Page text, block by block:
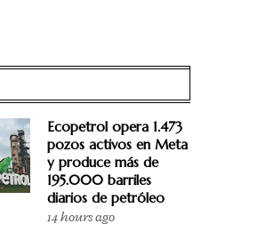
Ecopetrol opera 1.473
pozos activos en Meta
y produce más de
195.000 barriles
diarios de petróleo
14 hours ago